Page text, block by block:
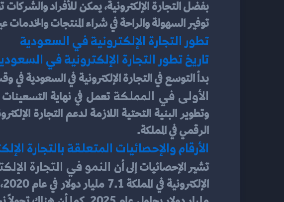
توفير السهولة والراحة في شراء المنتجات
تطور التجارة الإلكترونية في السعودية
تاريخ تطور التجارة الإلكترونية في
بدأ التوسع في التجارة الإلكترونية في السعودية
الأولى في المملكة
الرقمي في المملكة.
الأرقام والإحصائيات المتعلقة بالتجارة
تشير الإحصائيات إلى أن النمو في التجارة